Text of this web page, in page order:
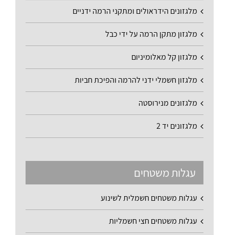
מלגזונים הידראולים ומתקני הרמה ידניים
מלגזון מתקן הרמה על ידי כבל
מלגזון קל מאלומיניום
מלגזון חשמלי ידני להרמה והפיכת חביות
מלגזונים מנירוסטה
מלגזונים יד 2
עגלות משטחים
עגלות משטחים חשמלית לשינוע
עגלות משטחים חצי חשמליות